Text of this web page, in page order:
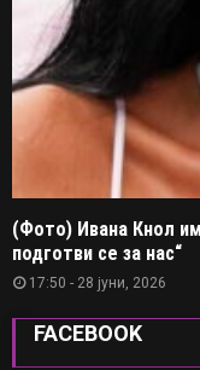
(Фото) Ивана Кнол
подготви се за нас“
17:50 - 28 јуни, 2026
FACEBOOK